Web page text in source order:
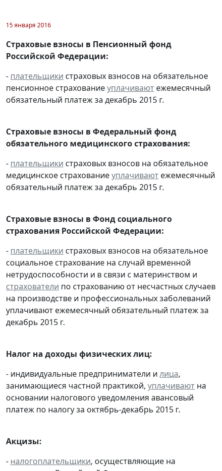
15 января 2016
Страховые взносы в Пенсионный фонд
Российской Федерации:
- плательщики страховых взносов на обязательное
пенсионное страхованиеуплачивают ежемесячный
обязательный платеж за декабрь 2015 г.
Страховые взносы в Федеральный фонд
обязательного медицинского страхования:
- плательщики страховых взносов на обязательное
медицинское страхованиеуплачивают ежемесячный
обязательный платеж за декабрь 2015 г.
Страховые взносы в Фонд социального
страхования Российской Федерации:
- плательщики страховых взносов на обязательное
социальное страхование на случай временной
нетрудоспособности и в связи с материнством и
страхователи по страхованию от несчастных случаев
на производстве и профессиональных заболеваний
уплачивают ежемесячный обязательный платеж за
декабрь 2015 г.
Налог на доходы физических лиц:
- индивидуальные предприниматели и лица,
занимающиеся частной практикой, уплачивают на
основании налогового уведомления авансовый
платеж по налогу за октябрь-декабрь 2015 г.
Акцизы:
- налогоплательщики, осуществляющие на